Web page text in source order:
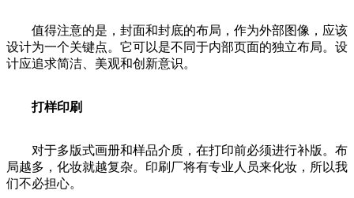
值得注意的是，封面和封底的布局，作为外部图像，应该
设计为一个关键点。它可以是不同于内部页面的独立布局。设
计应追求简洁、美观和创新意识。
打样印刷
对于多版式画册和样品介质，在打印前必须进行补版。布
局越多，化妆就越复杂。印刷厂将有专业人员来化妆，所以我
们不必担心。